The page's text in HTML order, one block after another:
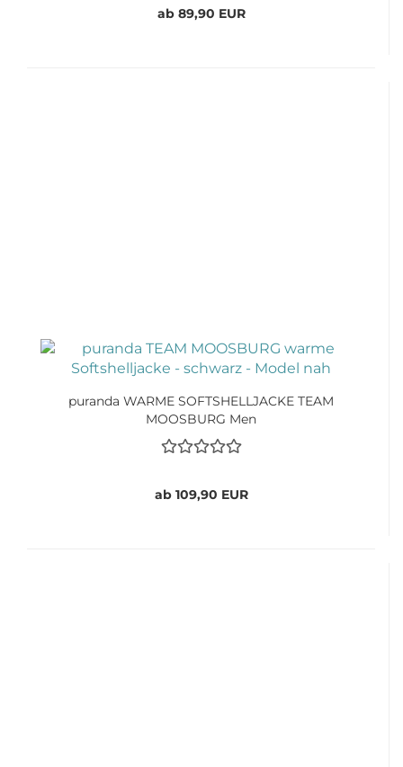
ab 89,90 EUR
puranda WARME SOFTSHELLJACKE TEAM
MOOSBURG Men
ab 109,90 EUR